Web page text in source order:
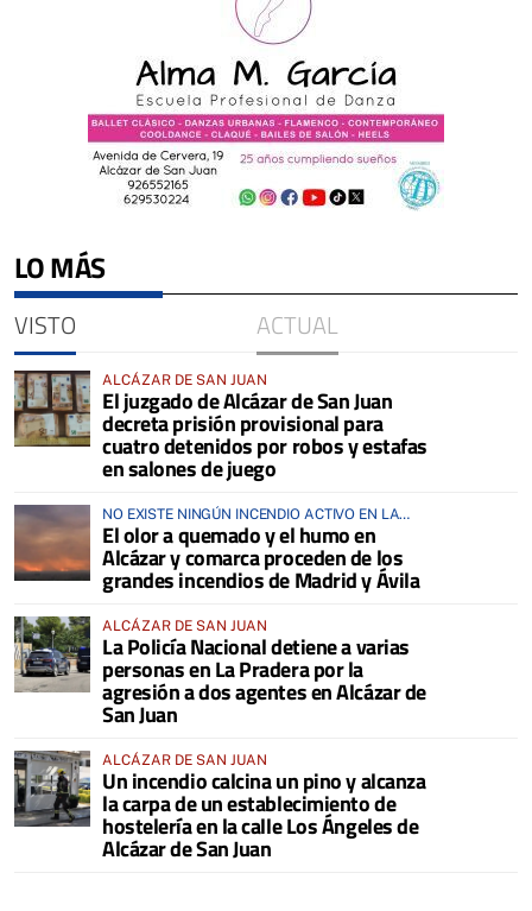
LO MÁS
VISTO ACTUAL
ALCÁZAR DE SAN JUAN
El juzgado de Alcázar de San Juan
decreta prisión provisional para
cuatro detenidos por robos y estafas
en salones de juego
NO EXISTE NINGÚN INCENDIO ACTIVO EN LA
COMARCA
El olor a quemado y el humo en
Alcázar y comarca proceden de los
grandes incendios de Madrid y Ávila
ALCÁZAR DE SAN JUAN
La Policía Nacional detiene a varias
personas en La Pradera por la
agresión a dos agentes en Alcázar de
San Juan
ALCÁZAR DE SAN JUAN
Un incendio calcina un pino y alcanza
la carpa de un establecimiento de
hostelería en la calle Los Ángeles de
Alcázar de San Juan